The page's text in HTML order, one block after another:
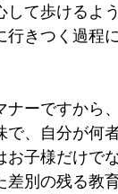
て歩けるよ
きつく過程
ーですから
、自分が何
子様だけで
別の残る教